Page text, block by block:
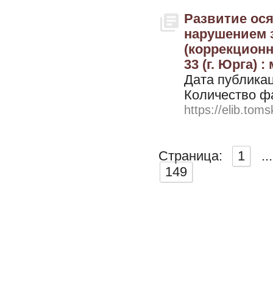
Развитие
нарушением
33 (г. Юрга) :
Дата
Количество
https://
Страница: 1
...
149